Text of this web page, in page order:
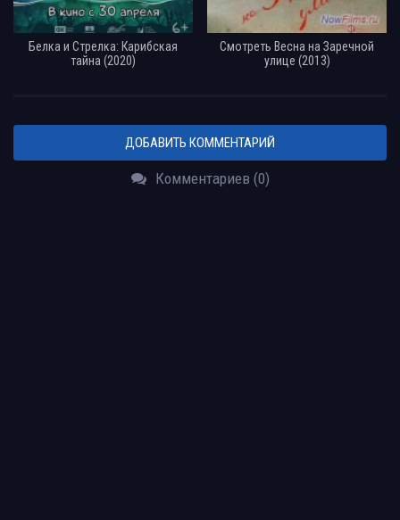
Белка и Стрелка: Карибская
тайна (2020)
Смотреть Весна на Заречной
улице (2013)
ДОБАВИТЬ КОММЕНТАРИЙ
Комментариев (0)